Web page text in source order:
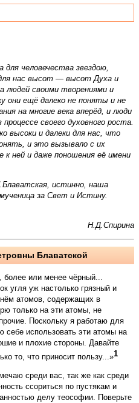
для человечества звездою,
нас высот — высот Духа и
людей своими творениями и
они ещё далеко не поняты и не
на многие века вперёд, и люди
своего духовного роста.
высоки и далеки для нас, что
и это вызывало с их
ней и даже поношения её имени
истинно, наша
за Свет и Истину.
Н.Д.Спирина
Блаватской
более или менее чёрный...
угля уж настолько грязный и
атомов, содержащих в
только на эти атомы, не
Поскольку я работаю для
себе использовать эти атомы на
и плохие стороны. Давайте
то, что приносит пользу...»1
среди вас, так же как среди
ссориться по пустякам и
делу теософии. Поверьте